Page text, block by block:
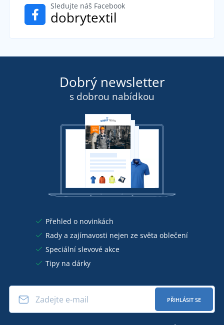
Sledujte náš Facebook
dobrytextil
Dobrý newsletter
s dobrou nabídkou
Přehled o novinkách
Rady a zajímavosti nejen ze světa oblečení
Speciální slevové akce
Tipy na dárky
PŘIHLÁSIT SE